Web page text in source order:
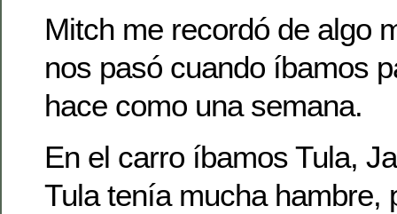
Mitch me recordó de algo
nos pasó cuando íbamos
hace como una semana.
En el carro íbamos Tula,
Tula tenía mucha hambre,